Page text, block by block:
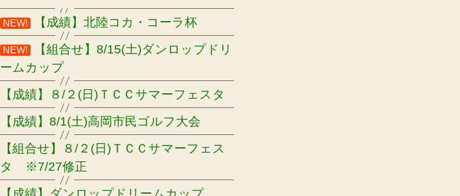
NEW!
【成績】北陸コカ・コーラ杯
NEW!
【組合せ】8/15(土)ダンロップドリ
ームカップ
【成績】８/２(日)ＴＣＣサマーフェスタ
【成績】8/1(土)高岡市民ゴルフ大会
【組合せ】８/２(日)ＴＣＣサマーフェス
タ ※7/27修正